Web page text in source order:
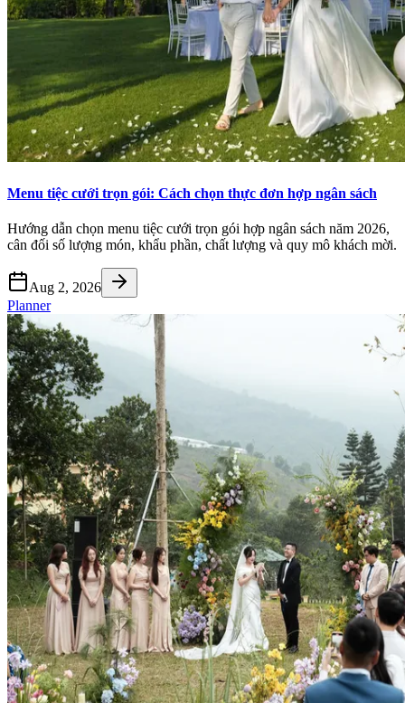
Menu tiệc cưới trọn gói: Cách chọn thực đơn hợp ngân sách
Hướng dẫn chọn menu tiệc cưới trọn gói hợp ngân sách năm 2026,
cân đối số lượng món, khẩu phần, chất lượng và quy mô khách mời.
Aug 2, 2026
Planner